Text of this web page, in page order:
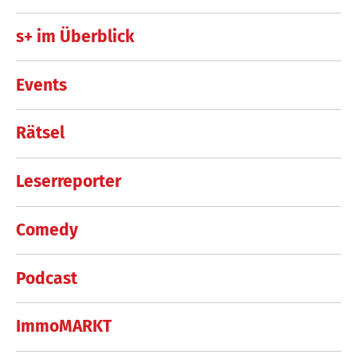
s+ im Überblick
Events
Rätsel
Leserreporter
Comedy
Podcast
ImmoMARKT